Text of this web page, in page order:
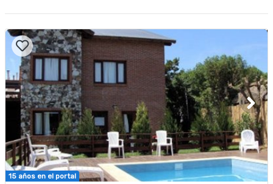
15 años en el portal